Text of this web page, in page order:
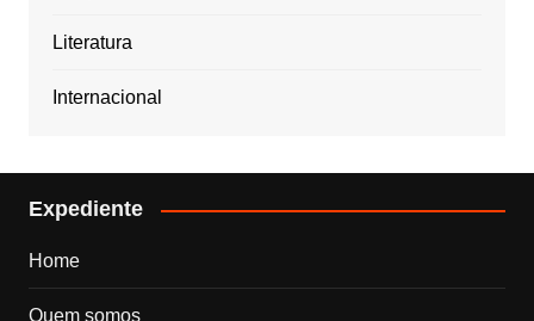
Literatura
Internacional
Expediente
Home
Quem somos